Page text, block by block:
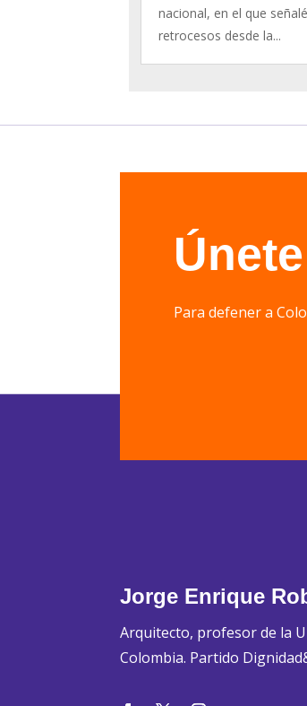
nacional, en el que
retrocesos desde la...
Para defener a
Jorge Enrique
Arquitecto, profesor de la
Colombia. Partido